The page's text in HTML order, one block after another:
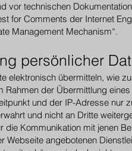
vor technischen
for Comments der Internet
Management Mechanism“.
persönlicher
elektronisch übermitteln, wie
der Übermittlung
und der IP-Adresse nur
und nicht an Dritte
die Kommunikation mit jenen
angebotenen